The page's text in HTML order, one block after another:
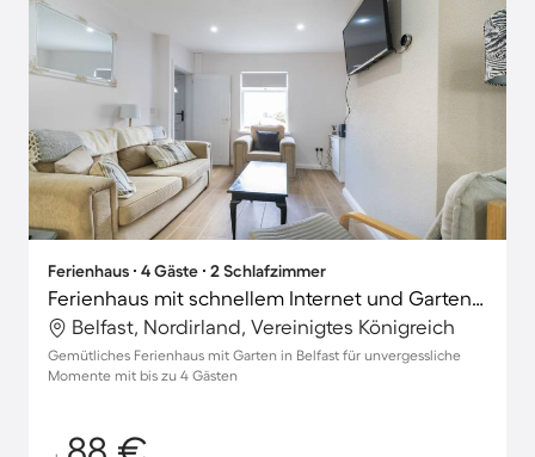
Ferienhaus ∙ 4 Gäste ∙ 2 Schlafzimmer
Ferienhaus mit schnellem Internet und Garten | Stadtblick | Perfekt für die Arbeit von Zuhause
Belfast, Nordirland, Vereinigtes Königreich
Gemütliches Ferienhaus mit Garten in Belfast für unvergessliche
Momente mit bis zu 4 Gästen